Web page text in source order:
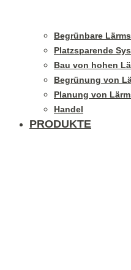
Begrünbare
Platzsparende
Bau von hohen
Begrünung von
Planung von
Handel
PRODUKTE